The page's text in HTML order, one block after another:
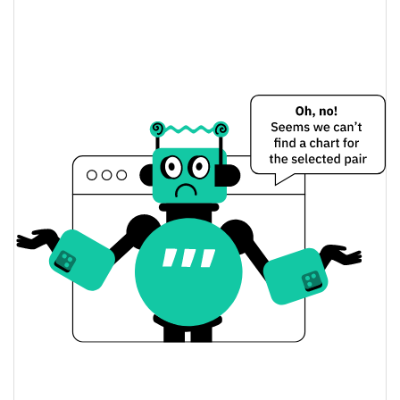
Abertura / Fecho de
$<0.000001 / $<0.000001
A mudança de ontem
Volume de ontem
Histórico do preço do Civfund Stone
7 dias Baixa / 7 dias Alta $<0.000001 / $<0.000001